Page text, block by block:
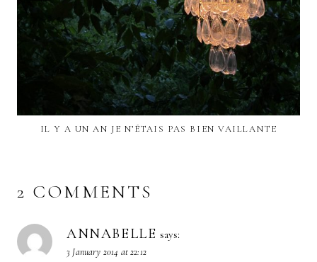
IL Y A UN AN JE N’ÉTAIS PAS BIEN VAILLANTE
2 COMMENTS
ANNABELLE says:
3 January 2014 at 22:12